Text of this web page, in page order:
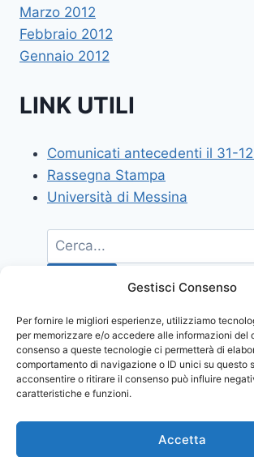
Gestisci Consenso
Per fornire le migliori esperienze, utilizziamo
per memorizzare e/o accedere alle informazioni del
consenso a queste tecnologie ci permetterà di
comportamento di navigazione o ID unici su questo
acconsentire o ritirare il consenso può influire
caratteristiche e funzioni.
Accetta
Marzo 2012
Febbraio 2012
Gennaio 2012
LINK UTILI
Comunicati antecedenti il 31-
Rassegna Stampa
Università di Messina